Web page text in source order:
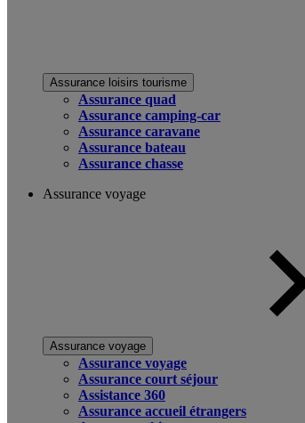
Assurance loisirs tourisme
Assurance quad
Assurance camping-car
Assurance caravane
Assurance bateau
Assurance chasse
Assurance voyage
Assurance voyage
Assurance voyage
Assurance court séjour
Assistance 360
Assurance accueil étrangers